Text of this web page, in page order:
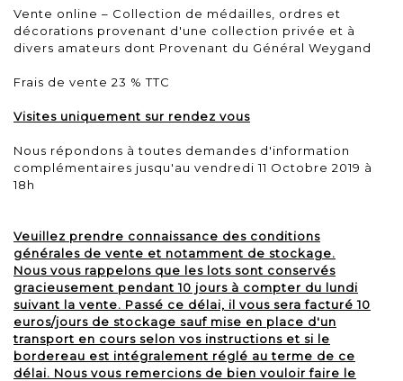
Vente online – Collection de médailles, ordres et
décorations provenant d'une collection privée et à
divers amateurs dont Provenant du Général Weygand
Frais de vente 23 % TTC
Visites uniquement sur rendez vous
Nous répondons à toutes demandes d'information
complémentaires jusqu'au vendredi 11 Octobre 2019 à
18h
Veuillez prendre connaissance des conditions
générales de vente et notamment de stockage.
Nous vous rappelons que les lots sont conservés
gracieusement pendant 10 jours à compter du lundi
suivant la vente. Passé ce délai, il vous sera facturé 10
euros/jours de stockage sauf mise en place d'un
transport en cours selon vos instructions et si le
bordereau est intégralement réglé au terme de ce
délai. Nous vous remercions de bien vouloir faire le